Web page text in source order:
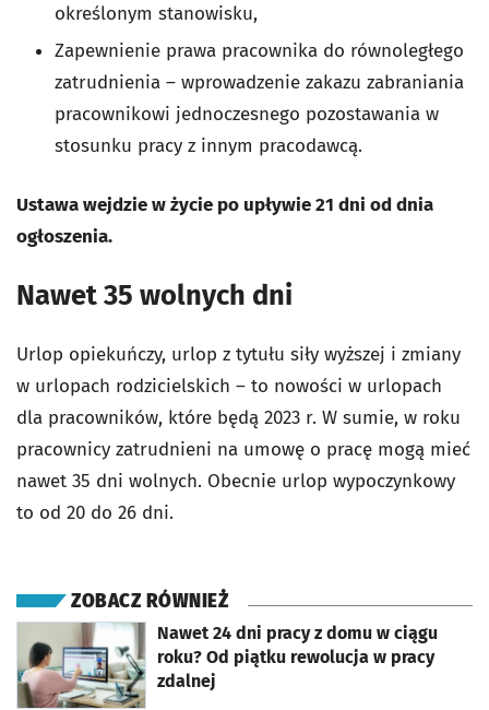
określonym stanowisku,
Zapewnienie prawa pracownika do równoległego
zatrudnienia – wprowadzenie zakazu zabraniania
pracownikowi jednoczesnego pozostawania w
stosunku pracy z innym pracodawcą.
Ustawa wejdzie w życie po upływie 21 dni od dnia
ogłoszenia.
Nawet 35 wolnych dni
Urlop opiekuńczy, urlop z tytułu siły wyższej i zmiany
w urlopach rodzicielskich – to nowości w urlopach
dla pracowników, które będą 2023 r. W sumie, w roku
pracownicy zatrudnieni na umowę o pracę mogą mieć
nawet 35 dni wolnych. Obecnie urlop wypoczynkowy
to od 20 do 26 dni.
ZOBACZ RÓWNIEŻ
Nawet 24 dni pracy z domu w ciągu
roku? Od piątku rewolucja w pracy
zdalnej
otworzy się w nowej karcie